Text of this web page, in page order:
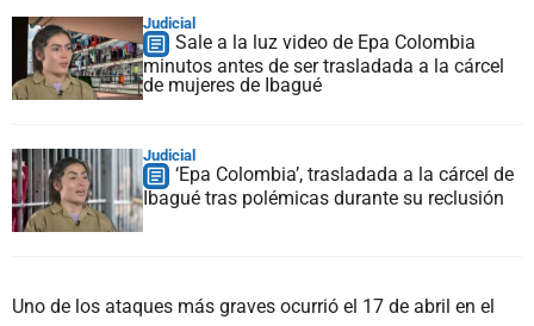
Judicial
Sale a la luz video de Epa Colombia
minutos antes de ser trasladada a la cárcel
de mujeres de Ibagué
Judicial
‘Epa Colombia’, trasladada a la cárcel de
Ibagué tras polémicas durante su reclusión
Uno de los ataques más graves ocurrió el 17 de abril en el